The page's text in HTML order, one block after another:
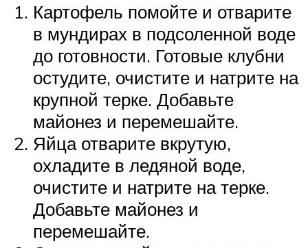
Картофель помойте и отварите
в мундирах в подсоленной воде
до готовности. Готовые клубни
остудите, очистите и натрите на
крупной терке. Добавьте
майонез и перемешайте.
Яйца отварите вкрутую,
охладите в ледяной воде,
очистите и натрите на терке.
Добавьте майонез и
перемешайте.